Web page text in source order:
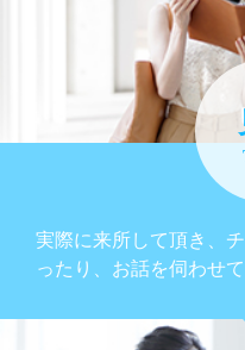
実際に来所して頂き、
ったり、お話を伺わせて